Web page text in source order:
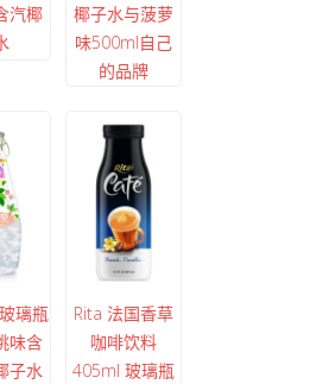
汽椰
椰子水与菠萝
味500ml自己
的品牌
璃瓶
味含
子水
Rita 法国香草
咖啡饮料
405ml 玻璃瓶